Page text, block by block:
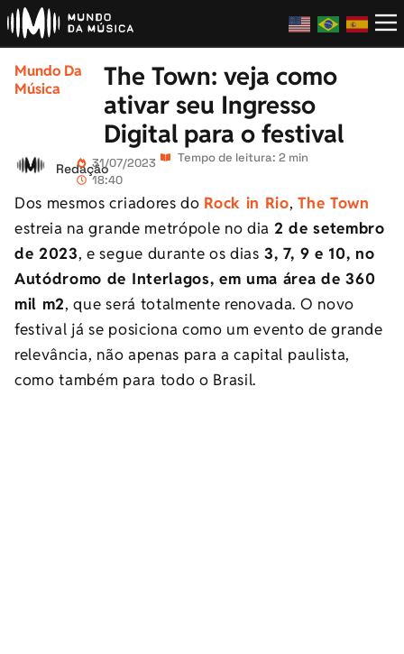
Mundo Da
Música
The Town: veja como
ativar seu Ingresso
Digital para o festival
Redação31/07/2023
18:40
Tempo de leitura: 2 min
Dos mesmos criadores do Rock in Rio,The Town
estreia na grande metrópole no dia 2 de setembro
de 2023, e segue durante os dias 3, 7, 9 e 10, no
Autódromo de Interlagos, em uma área de 360
mil m2, que será totalmente renovada. O novo
festival já se posiciona como um evento de grande
relevância, não apenas para a capital paulista,
como também para todo o Brasil.